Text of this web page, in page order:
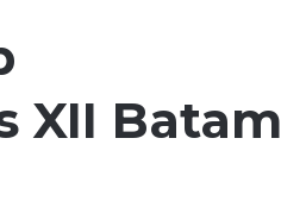
XII Batam